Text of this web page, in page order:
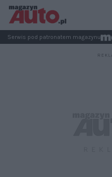
Serwis pod patronatem magazynu